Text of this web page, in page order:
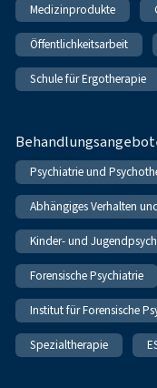
Medizinprodukte
Öffentlichkeitsarbeit
Schule für Ergotherapie
Psychiatrie und
Abhängiges Verhalten
Kinder- und
Forensische Psychiatrie
Institut für Forensische
Spezialtherapie